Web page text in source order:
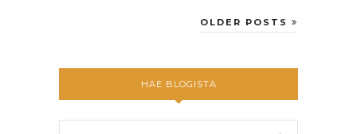
OLDER POSTS
HAE BLOGISTA